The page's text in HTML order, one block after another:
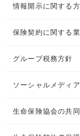
情報開示に関する
保険契約に関する
グループ税務方針
ソーシャルメディ
生命保険協会の共